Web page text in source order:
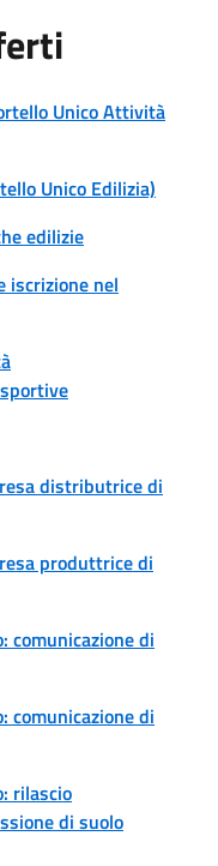
Unico Attività
Unico Edilizia)
edilizie
iscrizione nel
distributrice di
produttrice di
comunicazione di
comunicazione di
rilascio
di suolo